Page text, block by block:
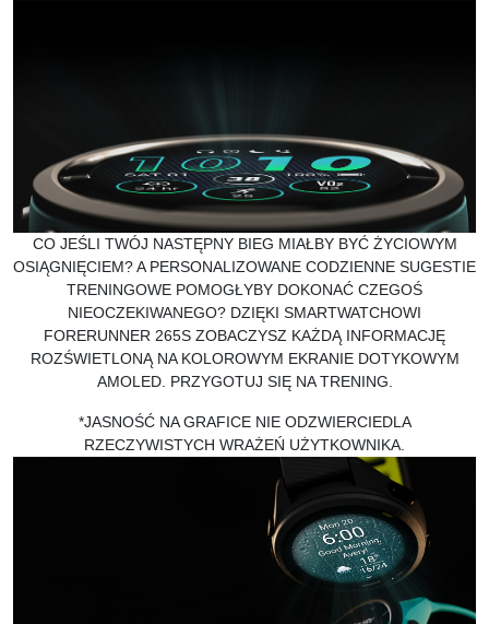
CO JEŚLI TWÓJ NASTĘPNY BIEG MIAŁBY BYĆ ŻYCIOWYM
OSIĄGNIĘCIEM? A PERSONALIZOWANE CODZIENNE SUGESTIE
TRENINGOWE POMOGŁYBY DOKONAĆ CZEGOŚ
NIEOCZEKIWANEGO? DZIĘKI SMARTWATCHOWI
FORERUNNER 265S ZOBACZYSZ KAŻDĄ INFORMACJĘ
ROZŚWIETLONĄ NA KOLOROWYM EKRANIE DOTYKOWYM
AMOLED. PRZYGOTUJ SIĘ NA TRENING.
*JASNOŚĆ NA GRAFICE NIE ODZWIERCIEDLA
RZECZYWISTYCH WRAŻEŃ UŻYTKOWNIKA.